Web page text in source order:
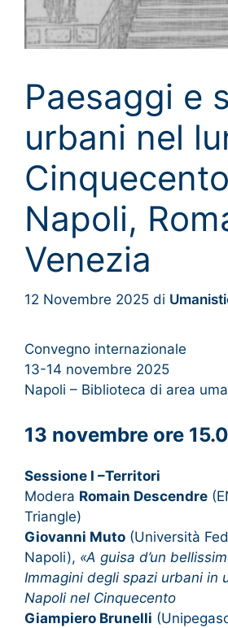
Paesaggi e
urbani nel
Napoli,
Venezia
12 Novembre 2025 di
Convegno internazionale
13-14 novembre 2025
Napoli – Biblioteca di area
13 novembre ore
Sessione I –Territori
Modera Romain Descendre
Triangle)
Giovanni Muto (Università
Napoli), «A guisa d’un
Immagini degli spazi urbani in
Napoli nel Cinquecento
Giampiero Brunelli